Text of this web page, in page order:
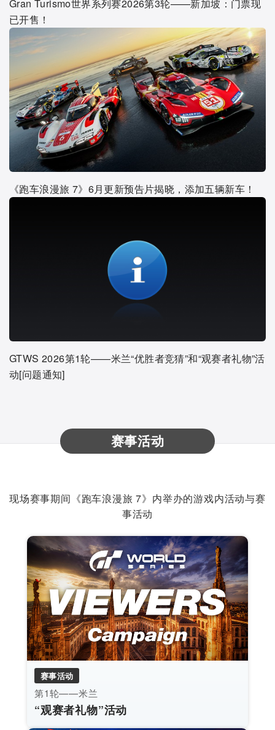
Gran Turismo世界系列赛2026第3轮——新加坡：门票现
已开售！
《跑车浪漫旅 7》6月更新预告片揭晓，添加五辆新车！
GTWS 2026第1轮——米兰“优胜者竞猜”和“观赛者礼物”活
动[问题通知]
赛事活动
现场赛事期间《跑车浪漫旅 7》内举办的游戏内活动与赛
事活动
赛事活动
第1轮——米兰
“观赛者礼物”活动